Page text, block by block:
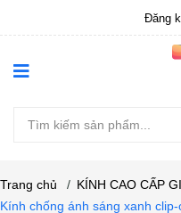
Đăng
Trang chủ / KÍNH CAO CẤP
Kính chống ánh sáng xanh